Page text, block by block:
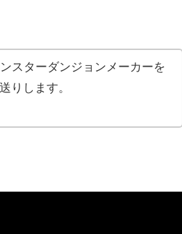
スターダンジョンメーカーを
りします。